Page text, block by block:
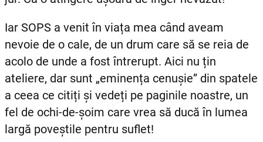
Iar SOPS a venit în viața mea când aveam
nevoie de o cale, de un drum care să se reia de
acolo de unde a fost întrerupt. Aici nu țin
ateliere, dar sunt „eminența cenușie” din spatele
a ceea ce citiți și vedeți pe paginile noastre, un
fel de ochi-de-șoim care vrea să ducă în lumea
largă poveștile pentru suflet!